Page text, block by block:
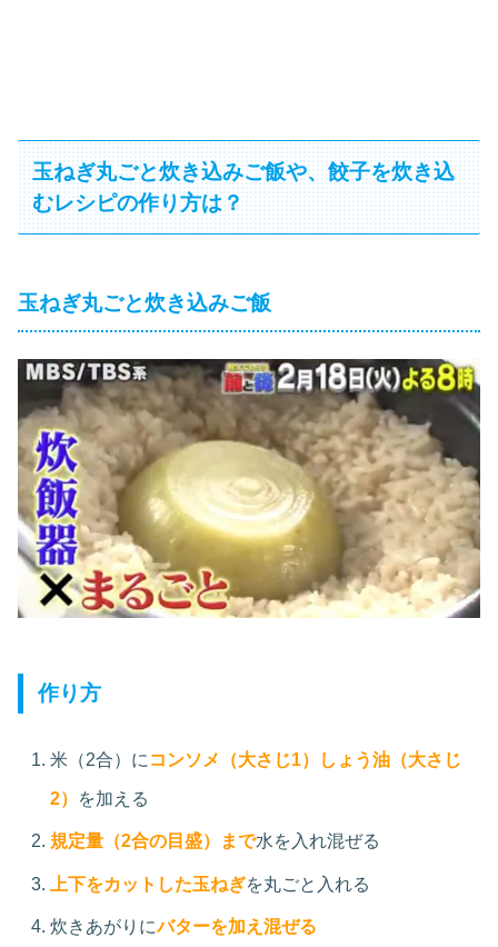
玉ねぎ丸ごと炊き込みご飯や、餃子を炊き込
むレシピの作り方は？
玉ねぎ丸ごと炊き込みご飯
作り方
米（2合）に コンソメ（大さじ1）しょう油（大さじ
2） を加える
規定量（2合の目盛）まで水を入れ混ぜる
上下をカットした玉ねぎを丸ごと入れる
炊きあがりにバターを加え混ぜる